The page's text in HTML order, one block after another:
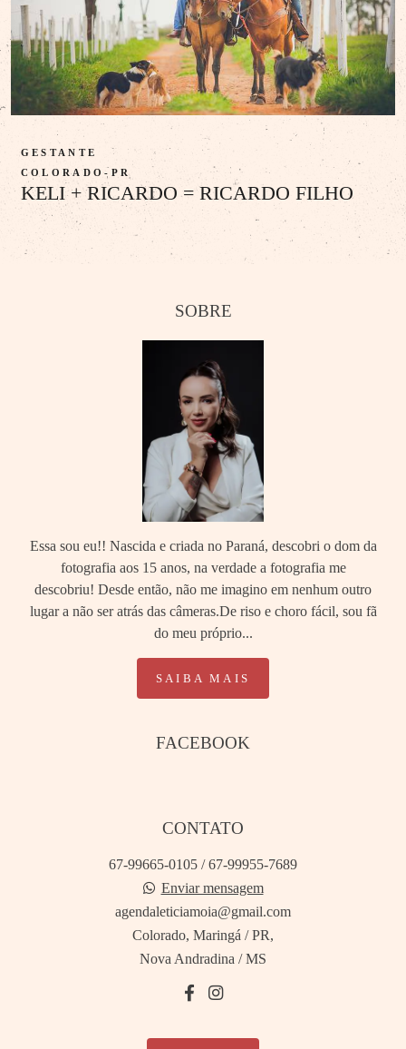
KELI + RICARDO = RICARDO FILHO
GESTANTE
COLORADO-PR
SOBRE
Essa sou eu!! Nascida e criada no Paraná, descobri o dom da
fotografia aos 15 anos, na verdade a fotografia me
descobriu! Desde então, não me imagino em nenhum outro
lugar a não ser atrás das câmeras.De riso e choro fácil, sou fã
do meu próprio...
SAIBA MAIS
FACEBOOK
CONTATO
67-99665-0105 / 67-99955-7689
Enviar mensagem
agendaleticiamoia@gmail.com
Colorado, Maringá / PR,
Nova Andradina / MS